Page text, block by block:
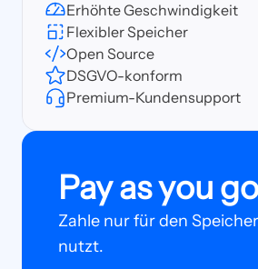
Pay as you
Zahle nur für den
nutzt.
Erhöhte Geschwindigkeit
Flexibler Speicher
Open Source
DSGVO-konform
Premium-Kundensupport